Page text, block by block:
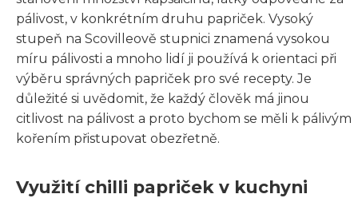
pálivost, v konkrétním druhu papriček. Vysoký
stupeň na Scovilleově stupnici znamená vysokou
míru pálivosti a mnoho lidí ji používá k orientaci při
výběru správných papriček pro své recepty. Je
důležité si uvědomit, že každý člověk má jinou
citlivost na pálivost a proto bychom se měli k pálivým
kořením přistupovat obezřetně.
Využití chilli papriček v kuchyni